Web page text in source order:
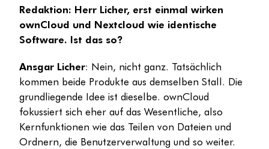
Redaktion: Herr Licher, erst einmal wirken
ownCloud und Nextcloud wie identische
Software. Ist das so?
Ansgar Licher: Nein, nicht ganz. Tatsächlich
kommen beide Produkte aus demselben Stall. Die
grundliegende Idee ist dieselbe. ownCloud
fokussiert sich eher auf das Wesentliche, also
Kernfunktionen wie das Teilen von Dateien und
Ordnern, die Benutzerverwaltung und so weiter.